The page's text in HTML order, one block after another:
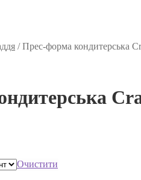
/Прес-форма кондитерська
Очистити